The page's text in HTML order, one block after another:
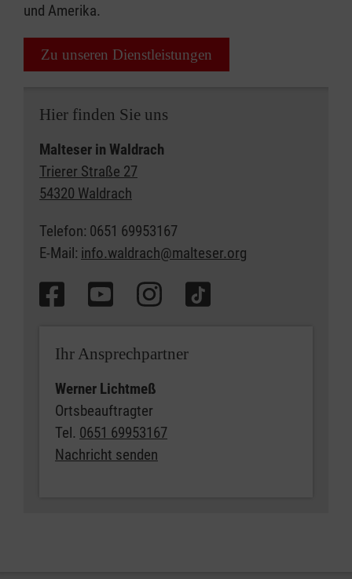
und Amerika.
Zu unseren Dienstleistungen
Hier finden Sie uns
Malteser in Waldrach
Trierer Straße 27
54320 Waldrach
Telefon: 0651 69953167
E-Mail: info.waldrach@malteser.org
Ihr Ansprechpartner
Werner Lichtmeß
Ortsbeauftragter
Tel. 0651 69953167
Nachricht senden